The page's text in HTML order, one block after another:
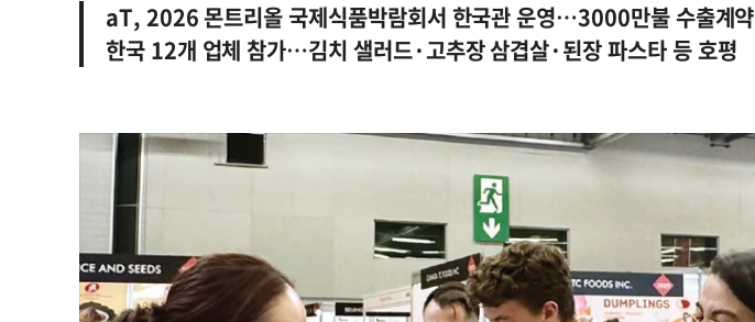
aT, 2026 몬트리올 국제식품박람회서 한국관 운영…3000만불 수출계약
한국 12개 업체 참가…김치 샐러드·고추장 삼겹살·된장 파스타 등 호평